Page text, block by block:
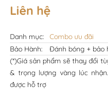
Liên hệ
Danh mục:
Combo ưu đãi
Bảo Hành:
Đánh bóng + bảo
(*)Giá sản phẩm sẽ thay đổi
& trọng lượng vàng lúc
được hỗ trợ